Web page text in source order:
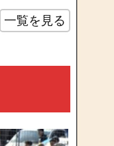
一覧を見る